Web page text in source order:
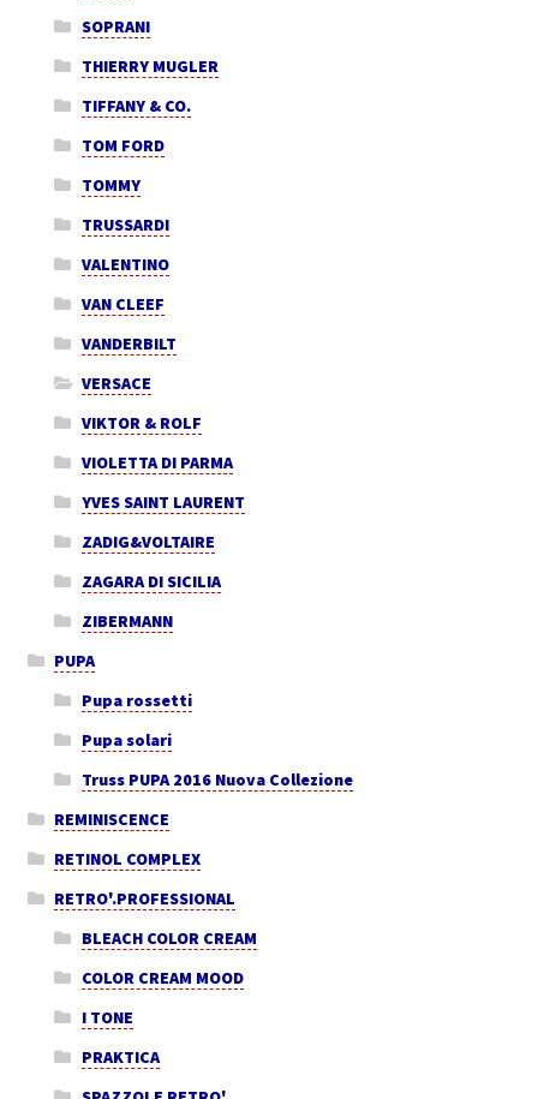
SOPRANI
THIERRY MUGLER
TIFFANY & CO.
TOM FORD
TOMMY
TRUSSARDI
VALENTINO
VAN CLEEF
VANDERBILT
VERSACE
VIKTOR & ROLF
VIOLETTA DI PARMA
YVES SAINT LAURENT
ZADIG&VOLTAIRE
ZAGARA DI SICILIA
ZIBERMANN
PUPA
Pupa rossetti
Pupa solari
Truss PUPA 2016 Nuova Collezione
REMINISCENCE
RETINOL COMPLEX
RETRO'.PROFESSIONAL
BLEACH COLOR CREAM
COLOR CREAM MOOD
I TONE
PRAKTICA